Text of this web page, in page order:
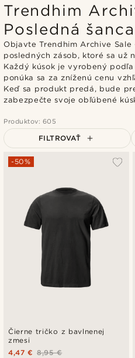
Trendhim
Posledná šanca
Objavte Trendhim Archive
posledných zásob, ktoré sa už
Každý kúsok je vyrobený
ponúka sa za zníženú cenu
Keď sa produkt predá, bude
zabezpečte svoje obľúbené
Produktov: 605
FILTROVAŤ
Čierne tričko z bavlnenej
zmesi
-50%
8,95 €
4,47 €